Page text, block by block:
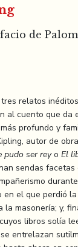
de
relatos
al cuento que da
profundo y
autor de
pudo ser reyo El
sendas
en el que perdió
masonería; y,
libros solía
entrelazan